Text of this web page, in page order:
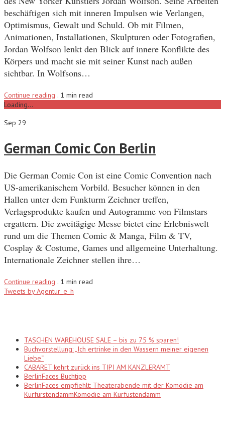
beschäftigen sich mit inneren Impulsen wie Verlangen,
Optimismus, Gewalt und Schuld. Ob mit Filmen,
Animationen, Installationen, Skulpturen oder Fotografien,
Jordan Wolfson lenkt den Blick auf innere Konflikte des
Körpers und macht sie mit seiner Kunst nach außen
sichtbar. In Wolfsons…
Continue reading . 1 min read
Loading...
Sep 29
German Comic Con Berlin
Die German Comic Con ist eine Comic Convention nach
US-amerikanischem Vorbild. Besucher können in den
Hallen unter dem Funkturm Zeichner treffen,
Verlagsprodukte kaufen und Autogramme von Filmstars
ergattern. Die zweitägige Messe bietet eine Erlebniswelt
rund um die Themen Comic & Manga, Film & TV,
Cosplay & Costume, Games und allgemeine Unterhaltung.
Internationale Zeichner stellen ihre…
Continue reading . 1 min read
Tweets by Agentur_e_h
TASCHEN WAREHOUSE SALE – bis zu 75 % sparen!
Buchvorstellung: „Ich ertrinke in den Wassern meiner eigenen
Liebe“
CABARET kehrt zurück ins TIPI AM KANZLERAMT
BerlinFaces Buchtipp
BerlinFaces empfiehlt: Theaterabende mit der Komödie am
KurfürstendammKomödie am Kurfüstendamm